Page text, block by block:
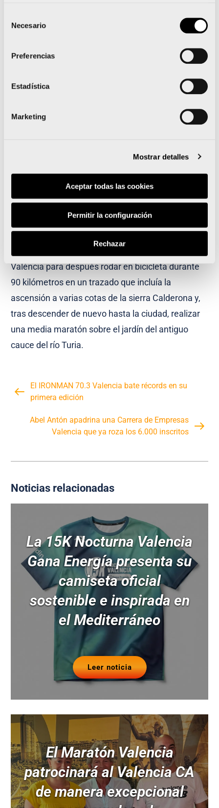
Necesario
Preferencias
Estadística
Marketing
Mostrar detalles
Aceptar todas las cookies
Permitir la configuración
Rechazar
Bergère y el triatleta germano que ha acabado
segundo eran los grandes favoritos de esta prueba
que consistía en nadar 1,9 kilómetros en un
València para después rodar en bicicleta durante
90 kilómetros en un trazado que incluía la
ascensión a varias cotas de la sierra Calderona y,
tras descender de nuevo hasta la ciudad, realizar
una media maratón sobre el jardín del antiguo
cauce del río Turia.
El IRONMAN 70.3 Valencia bate récords en su
primera edición
Abel Antón apadrina una Carrera de Empresas
Valencia que ya roza los 6.000 inscritos
Noticias relacionadas
La 15K Nocturna Valencia
Gana Energía presenta su
camiseta oficial
sostenible e inspirada en
el Mediterráneo
Leer noticia
El Maratón Valencia
patrocinará al Valencia CA
de manera excepcional